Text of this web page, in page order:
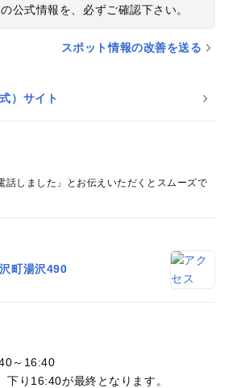
公式情報を、必ずご確認下さい。
スポット情報の改善を送る
）サイト
話しました」とお伝えいただくとスムーズで
町湯沢490
～16:40
り16:40が最終となります。